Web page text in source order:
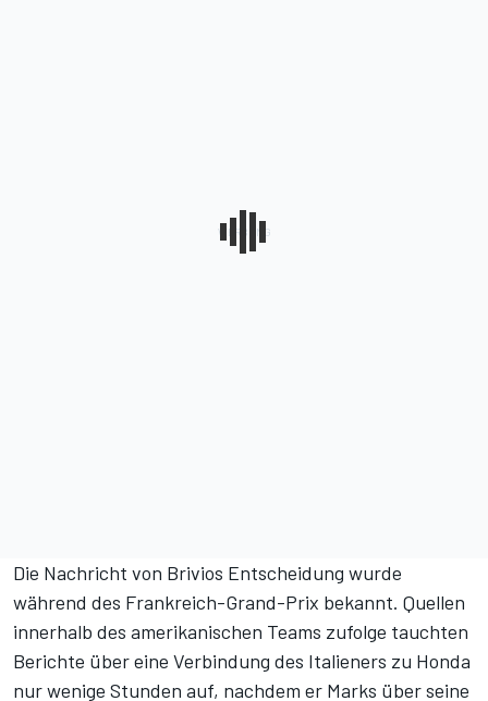
Die Nachricht von Brivios Entscheidung wurde
während des Frankreich-Grand-Prix bekannt. Quellen
innerhalb des amerikanischen Teams zufolge tauchten
Berichte über eine Verbindung des Italieners zu Honda
nur wenige Stunden auf, nachdem er Marks über seine